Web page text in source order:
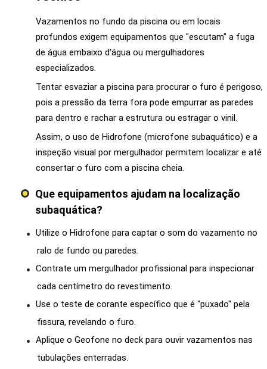
Vazamentos no fundo da piscina ou em locais
profundos exigem equipamentos que "escutam" a fuga
de água embaixo d'água ou mergulhadores
especializados.
Tentar esvaziar a piscina para procurar o furo é perigoso,
pois a pressão da terra fora pode empurrar as paredes
para dentro e rachar a estrutura ou estragar o vinil.
Assim, o uso de Hidrofone (microfone subaquático) e a
inspeção visual por mergulhador permitem localizar e até
consertar o furo com a piscina cheia.
Que equipamentos ajudam na localização
subaquática?
Utilize o Hidrofone para captar o som do vazamento no
ralo de fundo ou paredes.
Contrate um mergulhador profissional para inspecionar
cada centímetro do revestimento.
Use o teste de corante específico que é "puxado" pela
fissura, revelando o furo.
Aplique o Geofone no deck para ouvir vazamentos nas
tubulações enterradas.